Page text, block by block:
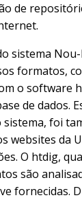
de
sistema
formatos,
o software
de dados.
foi
websites da
O htdig,
são
fornecidas.